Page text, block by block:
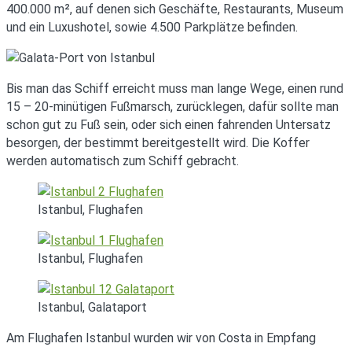
400.000 m², auf denen sich Geschäfte, Restaurants, Museum
und ein Luxushotel, sowie 4.500 Parkplätze befinden.
Bis man das Schiff erreicht muss man lange Wege, einen rund
15 – 20-minütigen Fußmarsch, zurücklegen, dafür sollte man
schon gut zu Fuß sein, oder sich einen fahrenden Untersatz
besorgen, der bestimmt bereitgestellt wird. Die Koffer
werden automatisch zum Schiff gebracht.
Istanbul, Flughafen
Istanbul, Flughafen
Istanbul, Galataport
Am Flughafen Istanbul wurden wir von Costa in Empfang